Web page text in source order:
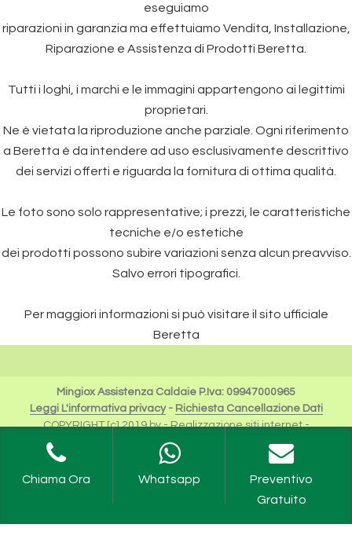
eseguiamo
riparazioni in garanzia ma effettuiamo Vendita, Installazione,
Riparazione e Assistenza di Prodotti Beretta.
Tutti i loghi, i marchi e le immagini appartengono ai legittimi
proprietari.
Ne è vietata la riproduzione anche parziale. Ogni riferimento
a Beretta è da intendere ad uso esclusivamente descrittivo
dei servizi offerti e riguarda la fornitura di ottima qualità.
Le foto sono solo rappresentative; i prezzi, le caratteristiche
tecniche e/o estetiche
dei prodotti possono subire variazioni senza alcun preavviso.
Salvo errori tipografici.
Per maggiori informazioni si può visitare il sito ufficiale
Beretta
Mingiox Assistenza Caldaie P.Iva: 09947000965
Leggi L'informativa privacy- Richiesta Cancellazione Dati
COPYRIGHT [c] 2019 by -Realizzazione siti internet-
Solution Group Communication
Siti Roma
I Riferimenti a Beretta sono da intendersi esclusivamente
per scopi descrittivi dei servizi offerti.
Chiama Ora Whatsapp
Preventivo
Gratuito